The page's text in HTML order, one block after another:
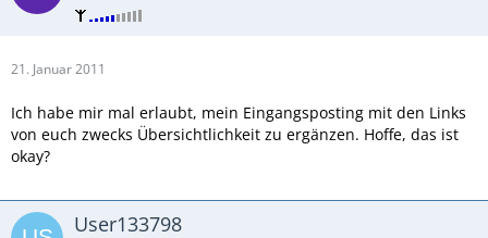
21. Januar 2011
Ich habe mir mal erlaubt, mein Eingangsposting mit den Links
von euch zwecks Übersichtlichkeit zu ergänzen. Hoffe, das ist
okay?
User133798